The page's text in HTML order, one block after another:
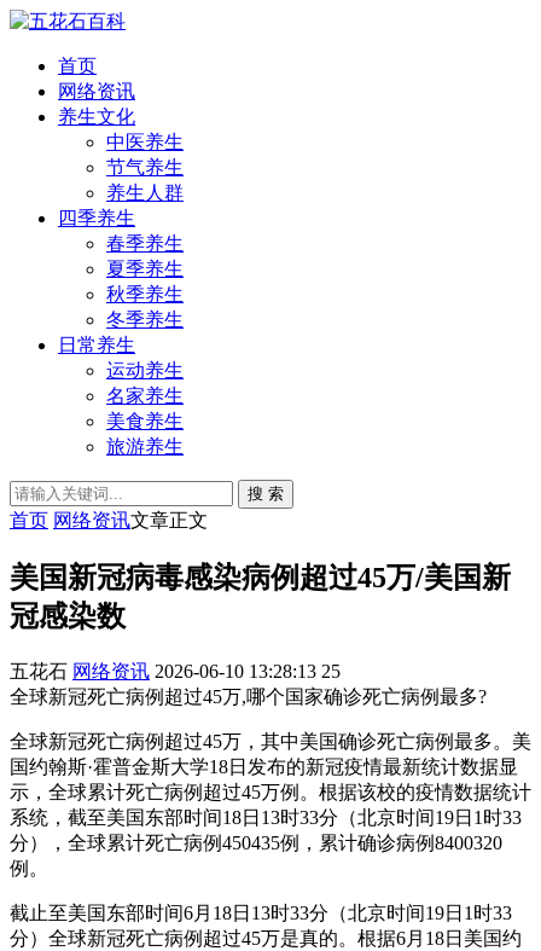
首页
网络资讯
养生文化
中医养生
节气养生
养生人群
四季养生
春季养生
夏季养生
秋季养生
冬季养生
日常养生
运动养生
名家养生
美食养生
旅游养生
搜 索
首页 网络资讯文章正文
美国新冠病毒感染病例超过45万/美国新
冠感染数
五花石 网络资讯 2026-06-10 13:28:13 25
全球新冠死亡病例超过45万,哪个国家确诊死亡病例最多?
全球新冠死亡病例超过45万，其中美国确诊死亡病例最多。美
国约翰斯·霍普金斯大学18日发布的新冠疫情最新统计数据显
示，全球累计死亡病例超过45万例。根据该校的疫情数据统计
系统，截至美国东部时间18日13时33分（北京时间19日1时33
分），全球累计死亡病例450435例，累计确诊病例8400320
例。
截止至美国东部时间6月18日13时33分（北京时间19日1时33
分）全球新冠死亡病例超过45万是真的。根据6月18日美国约